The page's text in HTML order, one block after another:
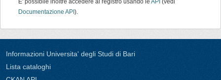
E' possibile inoltre accedere al registro usando le API (vedi
Documentazione API ).
Informazioni Universita' degli Studi di Bari
Lista cataloghi